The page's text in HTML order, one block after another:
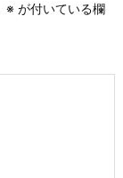
※ が付いている欄